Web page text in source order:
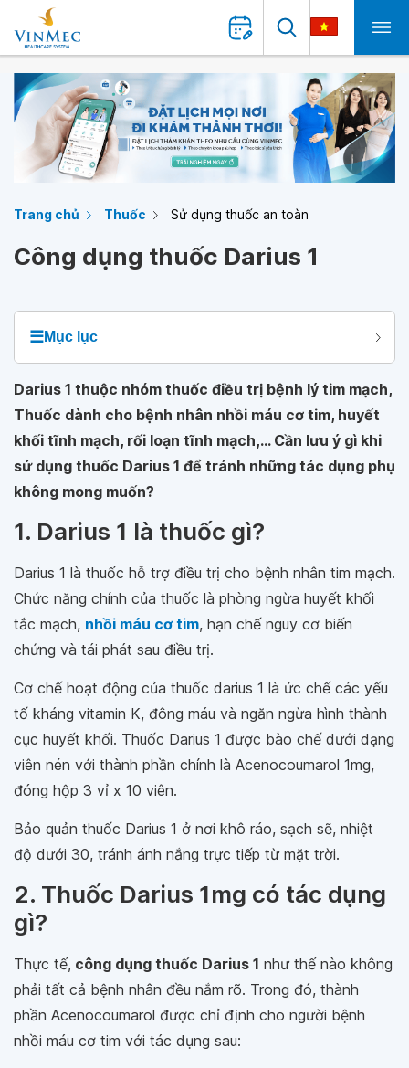
Trang chủ Thuốc Sử dụng thuốc an toàn
Công dụng thuốc Darius 1
☰Mục lục
Darius 1 thuộc nhóm thuốc điều trị bệnh lý tim mạch,
Thuốc dành cho bệnh nhân nhồi máu cơ tim, huyết
khối tĩnh mạch, rối loạn tĩnh mạch,... Cần lưu ý gì khi
sử dụng thuốc Darius 1 để tránh những tác dụng phụ
không mong muốn?
1. Darius 1 là thuốc gì?
Darius 1 là thuốc hỗ trợ điều trị cho bệnh nhân tim mạch.
Chức năng chính của thuốc là phòng ngừa huyết khối
tắc mạch, nhồi máu cơ tim, hạn chế nguy cơ biến
chứng và tái phát sau điều trị.
Cơ chế hoạt động của thuốc darius 1 là ức chế các yếu
tố kháng vitamin K, đông máu và ngăn ngừa hình thành
cục huyết khối. Thuốc Darius 1 được bào chế dưới dạng
viên nén với thành phần chính là Acenocoumarol 1mg,
đóng hộp 3 vỉ x 10 viên.
Bảo quản thuốc Darius 1 ở nơi khô ráo, sạch sẽ, nhiệt
độ dưới 30, tránh ánh nắng trực tiếp từ mặt trời.
2. Thuốc Darius 1mg có tác dụng
gì?
Thực tế, công dụng thuốc Darius 1 như thế nào không
phải tất cả bệnh nhân đều nắm rõ. Trong đó, thành
phần Acenocoumarol được chỉ định cho người bệnh
nhồi máu cơ tim với tác dụng sau: